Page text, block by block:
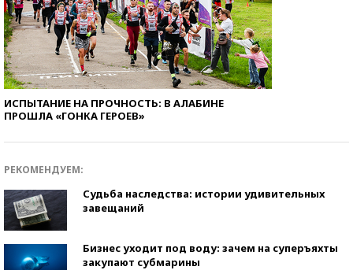
ИСПЫТАНИЕ НА ПРОЧНОСТЬ: В АЛАБИНЕ
ПРОШЛА «ГОНКА ГЕРОЕВ»
РЕКОМЕНДУЕМ:
Судьба наследства: истории удивительных
завещаний
Бизнес уходит под воду: зачем на суперъяхты
закупают субмарины